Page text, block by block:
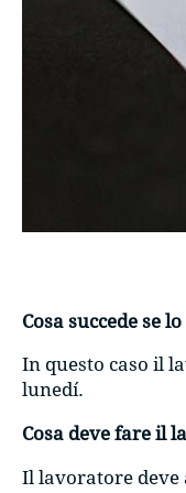
Cosa succede se
In questo caso il
lunedí.
Cosa deve fare il
Il lavoratore deve